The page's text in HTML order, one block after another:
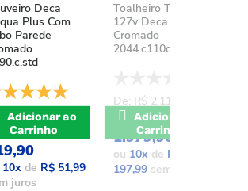
Deca
Plus Com
Parede
R$ 741,17
R$
10xde R$ 51,99
juros
Carrinho
Toalheiro Térmico
127v Deca You
Cromado
2044.c110d.aqc
De: R$ 2.111,37
POR: R$
1.979,90
ou 10xde R$
197,99sem juros
Carrinho